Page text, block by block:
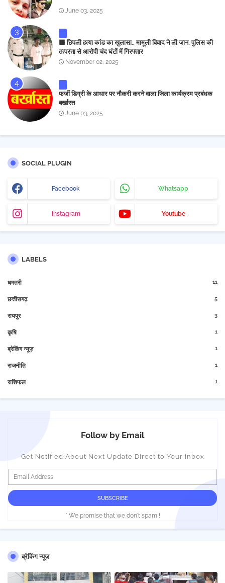
June 03, 2025
🟥 छिपली हत्या कांड का खुलासा.. मामूली विवाद ने ली जान, पुलिस की
तत्परता से आरोपी चंद घंटों में गिरफ्तार
November 02, 2025
फर्जी डिग्री के आधार पर नौकरी करने वाला जिला कार्यक्रम प्रबंधक
बर्खास्त
June 03, 2025
SOCIAL PLUGIN
Facebook Whatsapp
Instagram Youtube
LABELS
धमतरी 11
छत्तीसगढ़ 5
रायपुर 3
कृषि 1
ब्रेकिंग न्यूज़ 1
राजनीति 1
राशिफल 1
Follow by Email
Get Notified About Next Update Direct to Your inbox
* We promise that we don't spam !
ब्रेकिंग न्यूज़